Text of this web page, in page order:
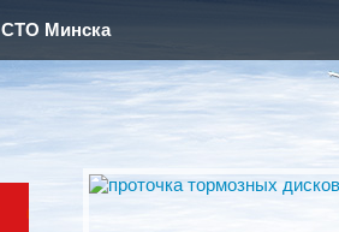
СТО Минска